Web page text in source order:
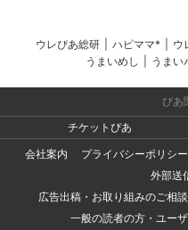
ウレぴあ総研 ハピママ* ウ
うまいめし
うまい
ぴあ
チケットぴあ
会社案内
プライバシーポリシー
外部送
広告出稿・お取り組みのご相
一般の読者の方・ユー